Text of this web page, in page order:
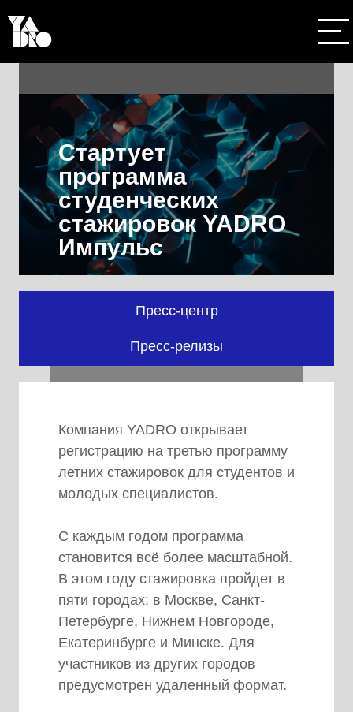
Стартует
программа
студенческих
стажировок YADRO
Импульс
О компании
YADRO
технологическая компания
разработчик и производитель
вычислительных систем, платформ
Продуктовый портфель компании
YADRO включает
высокопроизводительные серверы
VESNIN, сервера стандартной
архитектуры VEGMAN, и
семейство систем хранения
данных TATLIN. R&D центры
находятся в Москве и Санкт-
Пресс-центр
Пресс-релизы
Компания YADRO открывает
регистрацию на третью программу
летних стажировок для студентов и
молодых специалистов.
С каждым годом программа
становится всё более масштабной.
В этом году стажировка пройдет в
пяти городах: в Москве, Санкт-
Петербурге, Нижнем Новгороде,
Екатеринбурге и Минске. Для
участников из других городов
предусмотрен удаленный формат.